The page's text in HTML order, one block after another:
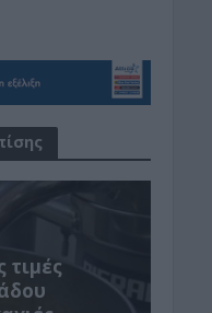
τιμές